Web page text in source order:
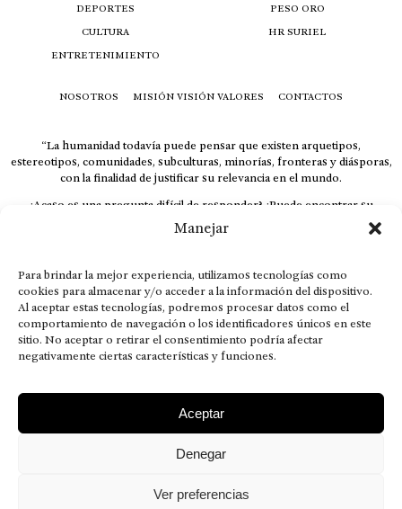
Manejar
Para brindar la mejor experiencia, utilizamos tecnologías como
cookies para almacenar y/o acceder a la información del dispositivo.
Al aceptar estas tecnologías, podremos procesar datos como el
comportamiento de navegación o los identificadores únicos en este
sitio. No aceptar o retirar el consentimiento podría afectar
negativamente ciertas características y funciones.
Aceptar
Denegar
Ver preferencias
DEPORTES
CULTURA
ENTRETENIMIENTO
PESO ORO
HR SURIEL
NOSOTROS MISIÓN VISIÓN VALORES CONTACTOS
“La humanidad todavía puede pensar que existen arquetipos,
estereotipos, comunidades, subculturas, minorías, fronteras y diásporas,
con la finalidad de justificar su relevancia en el mundo.
¿Acaso es una pregunta difícil de responder? ¿Puede encontrar su
respuesta al instante, otorgando al receptor cuestionado espacio y
velocidad suficiente para responder correctamente? De no ser así, el que
El concepto de familia no está limitado exclusivamente a la sangre; seres
que surgen en nuestro diario vivir suelen pesar más que los
emparentados. Más bien, el apego de estas dos versiones de seres
queridos mueve ideales provenientes de sus vivencias.
This is for nuestra gente.” – HRSuriel
MISIÓN VISIÓN VALORES
CONTACTOS